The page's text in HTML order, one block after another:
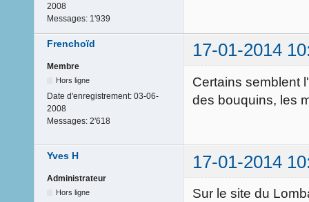
2008
Messages: 1'939
Frenchoïd 17-01-2014
Membre
Hors ligne
Date d'enregistrement: 03-06-
2008
Messages: 2'618
Certains semblent
des bouquins, les
Yves H 17-01-2014
Administrateur
Hors ligne Sur le site du